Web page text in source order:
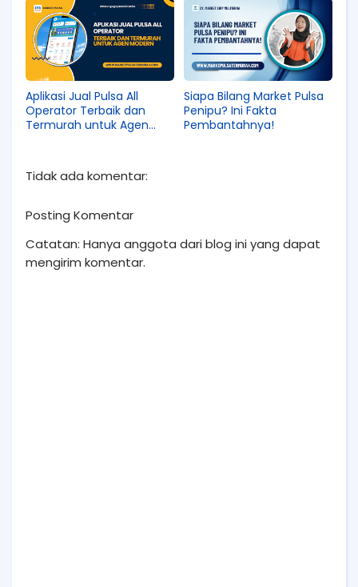
Aplikasi Jual Pulsa All
Operator Terbaik dan
Termurah untuk Agen
Siapa Bilang Market Pulsa
Penipu? Ini Fakta
Pembantahnya!
Tidak ada komentar:
Posting Komentar
Catatan: Hanya anggota dari blog ini yang dapat
mengirim komentar.